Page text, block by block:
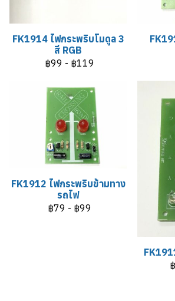
FK1914 ไฟกระพริบโมดูล 3
สี RGB
฿99 - ฿119
FK1912 ไฟกระพริบข้ามทาง
รถไฟ
฿79 - ฿99